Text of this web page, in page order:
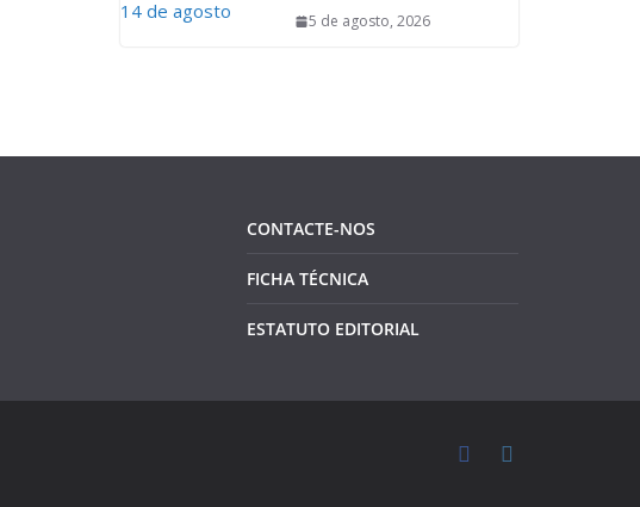
5 de agosto, 2026
CONTACTE-NOS
FICHA TÉCNICA
ESTATUTO EDITORIAL